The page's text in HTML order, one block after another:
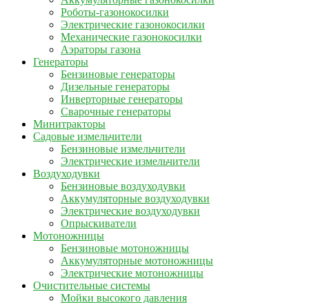
Роботы-газонокосилки
Электрические газонокосилки
Механические газонокосилки
Аэраторы газона
Генераторы
Бензиновые генераторы
Дизельные генераторы
Инверторные генераторы
Сварочные генераторы
Минитракторы
Садовые измельчители
Бензиновые измельчители
Электрические измельчители
Воздуходувки
Бензиновые воздуходувки
Аккумуляторные воздуходувки
Электрические воздуходувки
Опрыскиватели
Мотоножницы
Бензиновые мотоножницы
Аккумуляторные мотоножницы
Электрические мотоножницы
Очистительные системы
Мойки высокого давления